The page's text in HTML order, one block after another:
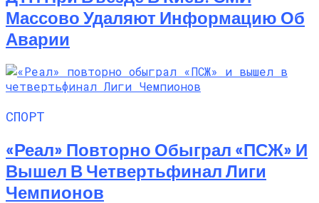
Массово Удаляют Информацию Об
Аварии
СПОРТ
«Реал» Повторно Обыграл «ПСЖ» И
Вышел В Четвертьфинал Лиги
Чемпионов